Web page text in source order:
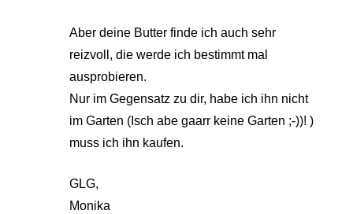
Aber deine Butter finde ich auch sehr
reizvoll, die werde ich bestimmt mal
ausprobieren.
Nur im Gegensatz zu dir, habe ich ihn nicht
im Garten (Isch abe gaarr keine Garten ;-))! )
muss ich ihn kaufen.
GLG,
Monika